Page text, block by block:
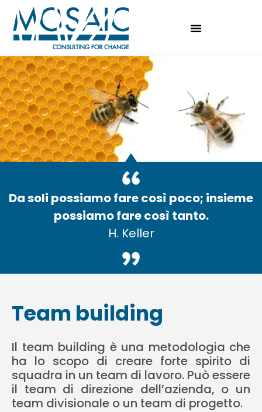
Da soli possiamo fare così poco; insieme
possiamo fare così tanto.
H. Keller
Team building
Il team building è una metodologia che
ha lo scopo di creare forte spirito di
squadra in un team di lavoro. Può essere
il team di direzione dell’azienda, o un
team divisionale o un team di progetto.